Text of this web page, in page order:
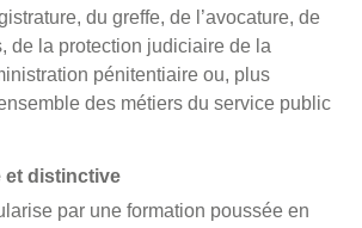
du greffe, de l’avocature, de
de la protection judiciaire de la
pénitentiaire ou, plus
des métiers du service public
et distinctive
par une formation poussée en